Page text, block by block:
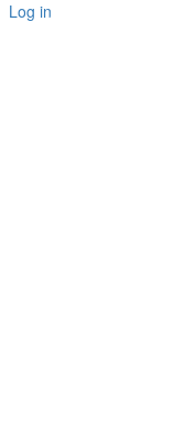
Log in